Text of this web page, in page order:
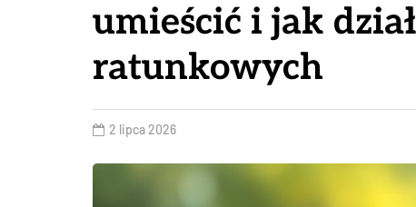
umieścić i jak
ratunkowych
2 lipca 2026